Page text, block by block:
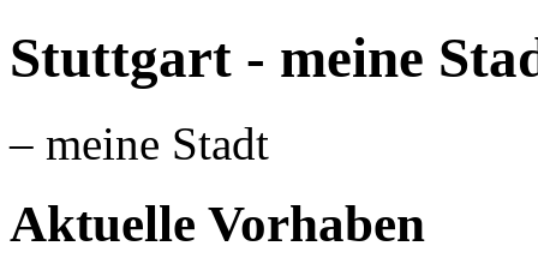
Stuttgart - meine
– meine Stadt
Aktuelle Vorhaben